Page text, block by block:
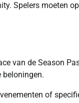
Spelers moeten
van de Season
beloningen.
of